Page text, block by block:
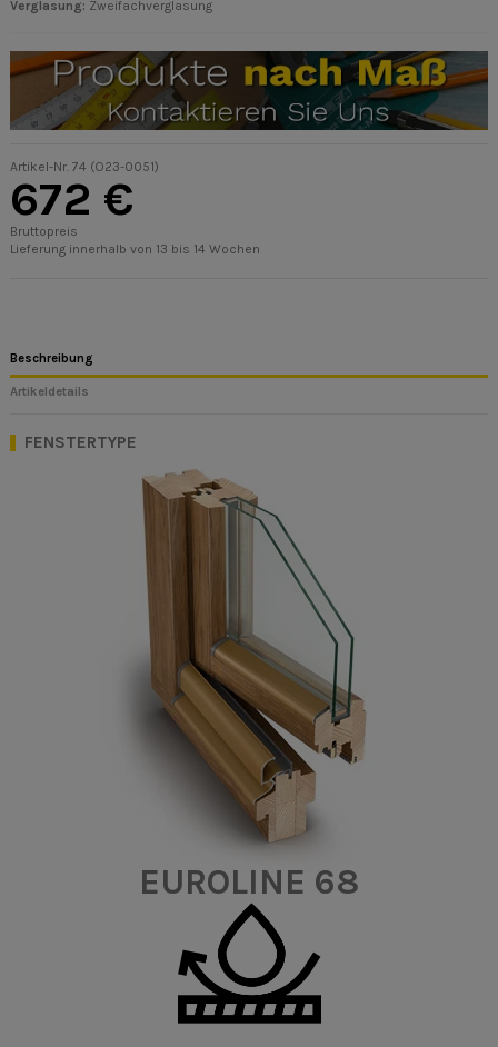
Verglasung: Zweifachverglasung
Artikel-Nr. 74 (O23-0051)
672 €
Bruttopreis
Lieferung innerhalb von 13 bis 14 Wochen
Beschreibung
Artikeldetails
FENSTERTYPE
EUROLINE 68